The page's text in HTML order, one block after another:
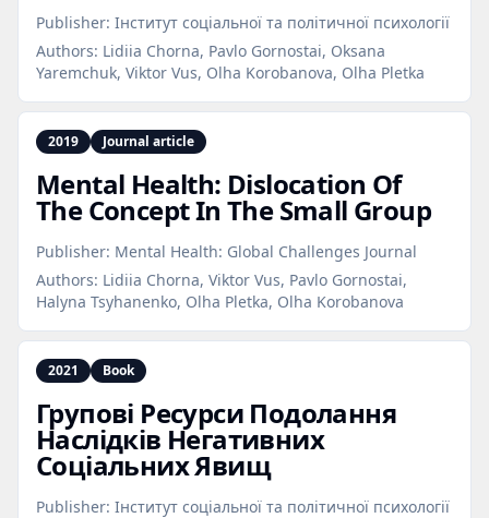
Publisher: Інститут соціальної та політичної психології
Authors: Lidiia Chorna, Pavlo Gornostai, Oksana
Yaremchuk, Viktor Vus, Olha Korobanova, Olha Pletka
2019 Journal article
Mental Health: Dislocation Of
The Concept In The Small Group
Publisher: Mental Health: Global Challenges Journal
Authors: Lidiia Chorna, Viktor Vus, Pavlo Gornostai,
Halyna Tsyhanenko, Olha Pletka, Olha Korobanova
2021 Book
Групові Ресурси Подолання
Наслідків Негативних
Соціальних Явищ
Publisher: Інститут соціальної та політичної психології